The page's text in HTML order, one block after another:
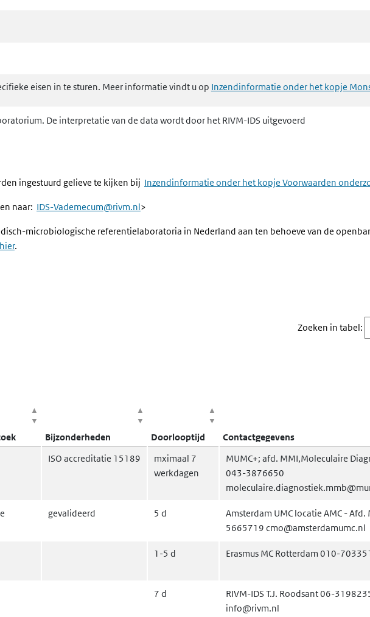
eisen in te sturen. Meer informatie vindt u op Inzendinformatie onder het kopje
De interpretatie van de data wordt door het RIVM-IDS uitgevoerd
ingestuurd gelieve te kijken bij Inzendinformatie onder het kopje Voorwaarden
naar: IDS-Vademecum@rivm.nl>
microbiologische referentielaboratoria in Nederland aan ten behoeve van de
hier.
Zoeken in tabel:
Bijzonderheden Doorlooptijd Contactgegevens
ISO accreditatie 15189
mximaal 7
werkdagen
MUMC+; afd. MMI,Moleculaire
043-3876650
gevalideerd 5 d
Amsterdam UMC locatie AMC -
5665719 cmo@amsterdamumc.nl
1-5 d Erasmus MC Rotterdam 010-
7 d
RIVM-IDS T.J. Roodsant 06-
info@rivm.nl